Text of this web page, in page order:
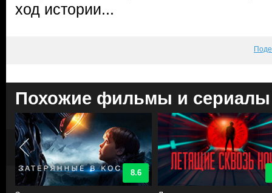
ход истории...
Похожие фильмы и сериалы
8.6